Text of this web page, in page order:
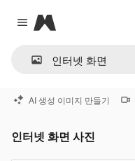
Close menu
Magnific
AI 생성 이미지 만들기
인터넷 화면 사진